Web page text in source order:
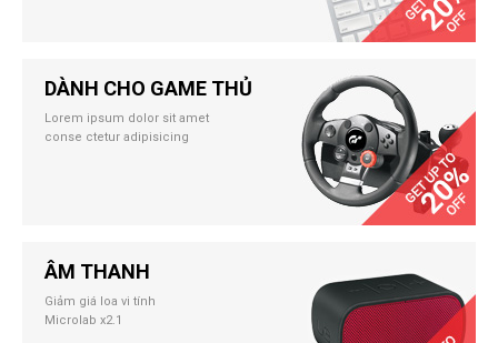
DÀNH CHO GAME THỦ
Lorem ipsum dolor sit amet
conse ctetur adipisicing
ÂM THANH
Giảm giá loa vi tính
Microlab x2.1